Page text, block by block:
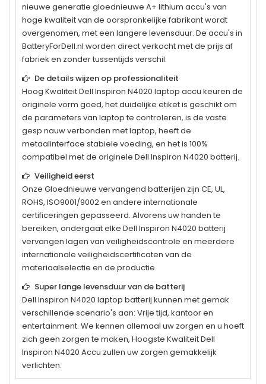
nieuwe generatie gloednieuwe A+ lithium accu's van
hoge kwaliteit van de oorspronkelijke fabrikant wordt
overgenomen, met een langere levensduur. De accu's in
BatteryForDell.nl worden direct verkocht met de prijs af
fabriek en zonder tussentijds verschil.
De details wijzen op professionaliteit
Hoog KwaliteitDell Inspiron N4020 laptop accu keuren de
originele vorm goed, het duidelijke etiket is geschikt om
de parameters van laptop te controleren, is de vaste
gesp nauw verbonden met laptop, heeft de
metaalinterface stabiele voeding, en het is 100%
compatibel met de originele Dell Inspiron N4020 batterij.
Veiligheid eerst
Onze Gloednieuwe vervangend batterijen zijn CE, UL,
ROHS, ISO9001/9002 en andere internationale
certificeringen gepasseerd. Alvorens uw handen te
bereiken, ondergaat elke Dell Inspiron N4020 batterij
vervangen lagen van veiligheidscontrole en meerdere
internationale veiligheidscertificaten van de
materiaalselectie en de productie.
Super lange levensduur van de batterij
Dell Inspiron N4020 laptop batterij kunnen met gemak
verschillende scenario's aan: Vrije tijd, kantoor en
entertainment. We kennen allemaal uw zorgen en u hoeft
zich geen zorgen te maken, Hoogste Kwaliteit Dell
Inspiron N4020 Accu zullen uw zorgen gemakkelijk
verlichten.